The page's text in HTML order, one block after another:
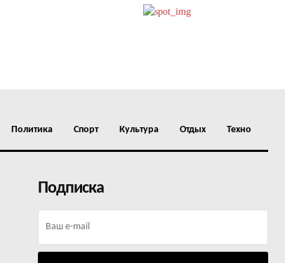
Политика Спорт Культура Отдых Техно
Подписка